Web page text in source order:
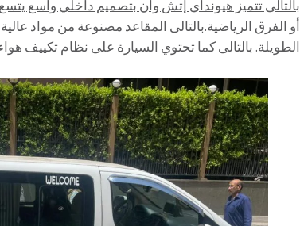
بالتالى تتميز هيونداي إتش وان بتصميم داخلي واسع
أو الفرق الرياضية.بالتالى المقاعد مصنوعة من مواد
الطويلة. بالتالى كما تحتوي السيارة على نظام تكييف